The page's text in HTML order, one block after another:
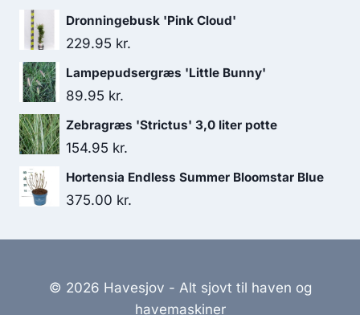
Dronningebusk 'Pink Cloud'
229.95 kr.
Lampepudsergræs 'Little Bunny'
89.95 kr.
Zebragræs 'Strictus' 3,0 liter potte
154.95 kr.
Hortensia Endless Summer Bloomstar Blue
375.00 kr.
© 2026 Havesjov - Alt sjovt til haven og
havemaskiner